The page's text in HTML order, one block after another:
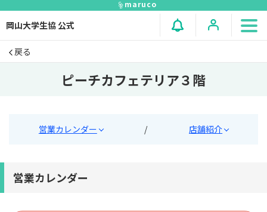
maruco
岡山大学生協 公式
戻る
ピーチカフェテリア３階
営業カレンダー / 店舗紹介
営業カレンダー